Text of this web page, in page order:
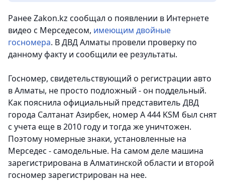
Ранее Zakon.kz сообщал о появлении в Интернете
видео с Мерседесом, имеющим двойные
госномера. В ДВД Алматы провели проверку по
данному факту и сообщили ее результаты.
Госномер, свидетельствующий о регистрации авто
в Алматы, не просто подложный - он поддельный.
Как пояснила официальный представитель ДВД
города Салтанат Азирбек, номер А 444 KSM был снят
с учета еще в 2010 году и тогда же уничтожен.
Поэтому номерные знаки, установленные на
Мерседес - самодельные. На самом деле машина
зарегистрирована в Алматинской области и второй
госномер зарегистрирован на нее.